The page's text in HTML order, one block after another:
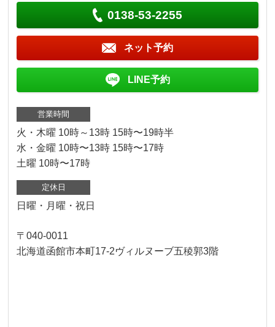
0138-53-2255
ネット予約
LINE予約
営業時間
火・木曜 10時～13時 15時〜19時半
水・金曜 10時〜13時 15時〜17時
土曜 10時〜17時
定休日
日曜・月曜・祝日
〒040-0011
北海道函館市本町17-2ヴィルヌーブ五稜郭3階